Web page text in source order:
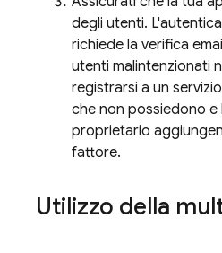
degli utenti.
richiede la verifica
utenti malintenzionati
registrarsi a un
che non possiedono e
proprietario
fattore.
Utilizzo della